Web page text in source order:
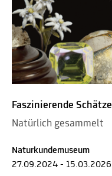
Faszinierende Schätze
Natürlich gesammelt
Naturkundemuseum
27.09.2024 - 15.03.2026